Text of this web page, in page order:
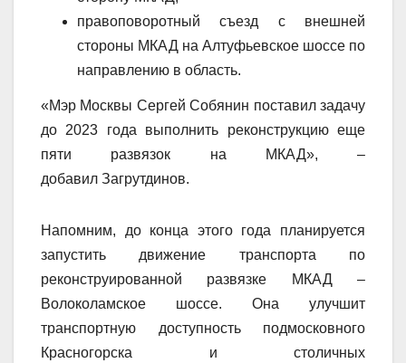
правоповоротный съезд с внешней
стороны МКАД на Алтуфьевское шоссе по
направлению в область.
«Мэр Москвы Сергей Собянин поставил задачу
до 2023 года выполнить реконструкцию еще
пяти развязок на МКАД», –
добавил Загрутдинов.
Напомним, до конца этого года планируется
запустить движение транспорта по
реконструированной развязке МКАД –
Волоколамское шоссе. Она улучшит
транспортную доступность подмосковного
Красногорска и столичных